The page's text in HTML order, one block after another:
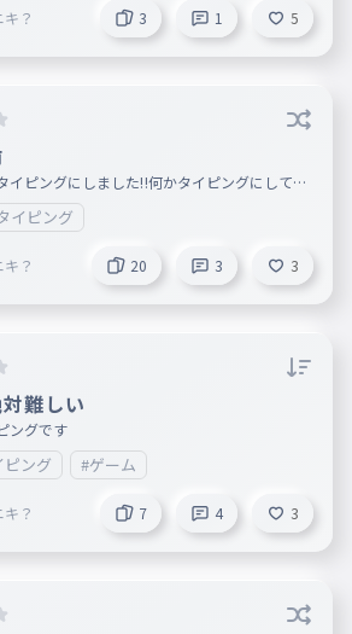
？ 3 1 5
イピングにしました‼️何かタイピングにして欲
ればコメントに書いて欲しいです‼️
イピング
？ 20 3 3
難しい
ングです
ング #ゲーム
？ 7 4 3